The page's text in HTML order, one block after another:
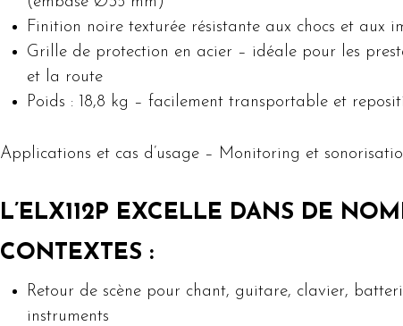
Finition noire texturée résistante aux chocs et aux
Grille de protection en acier – idéale pour les
et la route
Poids : 18,8 kg – facilement transportable et
Applications et cas d’usage – Monitoring et
L’ELX112P EXCELLE DANS DE
CONTEXTES :
Retour de scène pour chant, guitare, clavier,
instruments